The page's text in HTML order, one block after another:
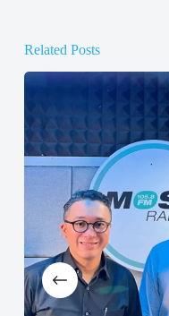
Related Posts